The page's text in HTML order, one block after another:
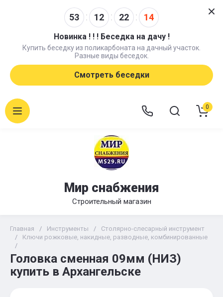
53 12 22 13
Новинка ! ! ! Беседка на дачу !
Купить беседку из поликарбоната на дачный участок.
Разные виды беседок.
Смотреть беседки
Мир снабжения
Строительный магазин
0
Главная / Инструменты /
Столярно-слесарный инструмент
/
Ключи рожковые, накидные, разводные, комбинированные
/
Головка сменная 09мм (НИЗ)
купить в Архангельске